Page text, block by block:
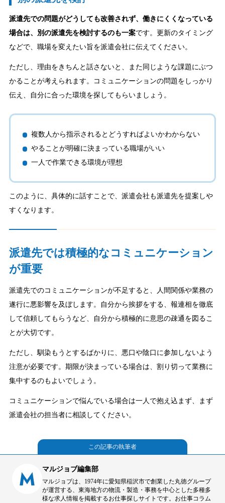
派遣先での問題がどうしても改善されず、働きにくくなっている
場合は、別の派遣先を検討するのも一案です。更新のタイミング
などで、職場を変えたい旨を派遣会社に伝えてください。
ただし、理由をきちんと話さないと、また同じような課題にぶつ
かることが考えられます。コミュニケーションの問題をしっかり
伝え、自分に合った環境を探してもらいましょう。
複数人から指示されるとどうすればよいかわからない
やることが明確に決まっている職場がいい
一人で作業できる環境が理想
このように、具体的に話すことで、派遣会社も派遣先を提案しや
すくなります。
派遣先では積極的なコミュニケーション
が重要
派遣先でのコミュニケーションが不足すると、人間関係や業務の
遂行に悪影響を及ぼします。自分から挨拶をする、報連相を徹底
して信頼してもらうなど、自分から積極的に意思の疎通を図るこ
とが大切です。
ただし、馴染もうとするばかりに、悪口や陰口に参加しないよう
注意が必要です。期限が決まっている場合は、割り切って業務に
集中するのもよいでしょう。
コミュニケーションで悩んでいる場合は一人で抱え込まず、まず
派遣会社の担当者に相談してください。
この記事の執筆者
M マルジョブ編集部
マルジョブは、1974年に愛知県稲沢市で創業した丸徳グループ
が運営する、東海地方の物流・製造・事務を中心とした多種多
様な求人情報を掲載するお仕事探しサイトです。お仕事コラム